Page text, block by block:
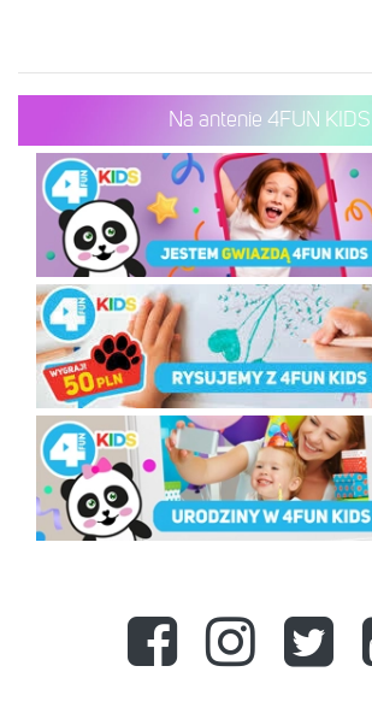
Na antenie 4FUN KIDS